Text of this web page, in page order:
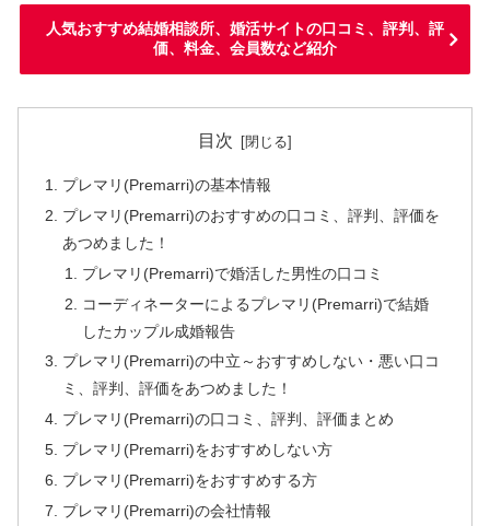
人気おすすめ結婚相談所、婚活サイトの口コミ、評判、評
価、料金、会員数など紹介
目次
プレマリ(Premarri)の基本情報
プレマリ(Premarri)のおすすめの口コミ、評判、評価を
あつめました！
プレマリ(Premarri)で婚活した男性の口コミ
コーディネーターによるプレマリ(Premarri)で結婚
したカップル成婚報告
プレマリ(Premarri)の中立～おすすめしない・悪い口コ
ミ、評判、評価をあつめました！
プレマリ(Premarri)の口コミ、評判、評価まとめ
プレマリ(Premarri)をおすすめしない方
プレマリ(Premarri)をおすすめする方
プレマリ(Premarri)の会社情報